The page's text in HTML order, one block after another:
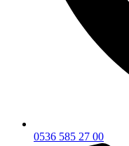
0536 585 27 00